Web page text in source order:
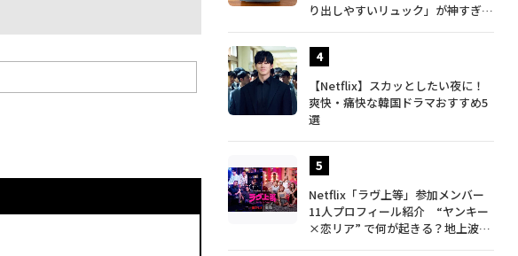
り出しやすいリュック」が神すぎ
【Netflix】スカッとしたい夜に！
爽快・痛快な韓国ドラマおすすめ5
選
Netflix「ラヴ上等」参加メンバー
11人プロフィール紹介 “ヤンキー
×恋リア” で何が起きる？地上波で